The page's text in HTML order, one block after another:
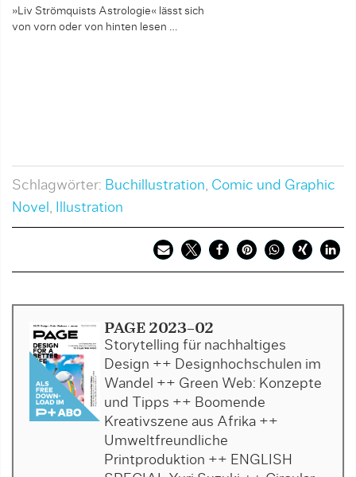
»Liv Strömquists Astrologie« lässt sich
von vorn oder von hinten lesen …
Schlagwörter: Buchillustration, Comic und Graphic
Novel , Illustration
PAGE 2023-02
Storytelling für nachhaltiges
Design ++ Designhochschulen im
Wandel ++ Green Web: Konzepte
und Tipps ++ Boomende
Kreativszene aus Afrika ++
Umweltfreundliche
Printproduktion ++ ENGLISH